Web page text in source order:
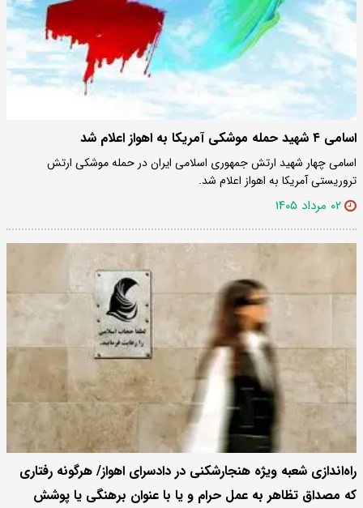
اسامی ۴ شهید حمله موشکی آمریکا به اهواز اعلام شد
اسامی چهار شهید ارتش جمهوری اسلامی ایران در حمله موشکی ارتش
تروریستی آمریکا به اهواز اعلام شد.
۰۲ مرداد ۱۴۰۵
راه‌اندازی شعبه ویژه هنجارشکنی در دادسرای اهواز/ هرگونه رفتاری
که مصداق تظاهر به عمل حرام و یا با عنوان برهنگی یا پوشش